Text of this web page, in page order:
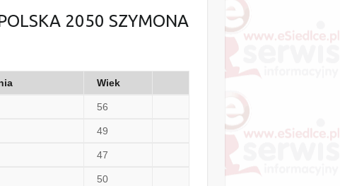
2050 SZYMONA
Wiek
56
49
47
50